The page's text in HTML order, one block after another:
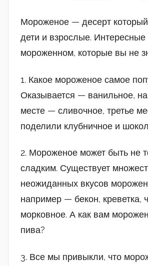
Мороженое — десерт
дети и взрослые.
мороженном, которые вы не
1. Какое мороженое самое
Оказывается — ванильное,
месте — сливочное, третье
поделили клубничное и
2. Мороженое может быть не
сладким. Существует
неожиданных вкусов
например — бекон, креветка,
морковное. А как вам
пива?
3. Все мы привыкли, что